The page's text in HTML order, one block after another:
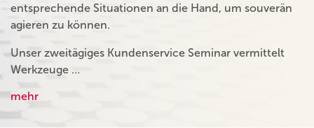
entsprechende Situationen an die Hand, um souverän
agieren zu können.
Unser zweitägiges Kundenservice Seminar vermittelt
Werkzeuge …
mehr